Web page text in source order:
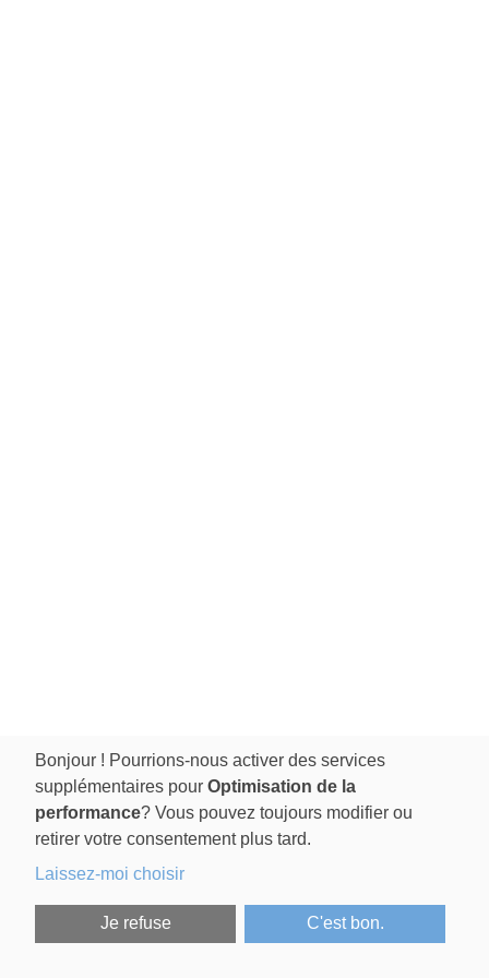
Bonjour ! Pourrions-nous activer des services
supplémentaires pour Optimisation de la
performance? Vous pouvez toujours modifier ou
retirer votre consentement plus tard.
Laissez-moi choisir
Je refuse C'est bon.